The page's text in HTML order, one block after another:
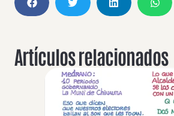
Artículos relacionados